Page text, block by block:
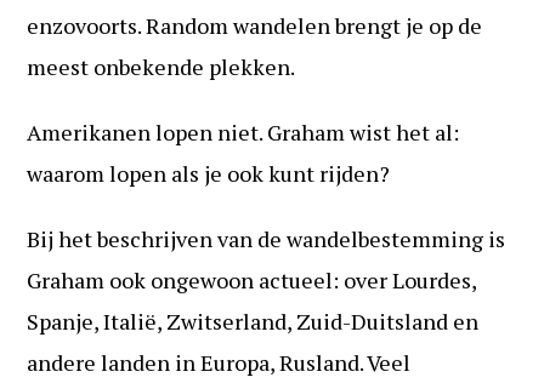
enzovoorts. Random wandelen brengt je op de
meest onbekende plekken.
Amerikanen lopen niet. Graham wist het al:
waarom lopen als je ook kunt rijden?
Bij het beschrijven van de wandelbestemming is
Graham ook ongewoon actueel: over Lourdes,
Spanje, Italië, Zwitserland, Zuid-Duitsland en
andere landen in Europa, Rusland. Veel